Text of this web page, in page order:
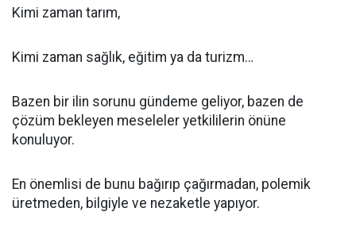
Kimi zaman tarım,
Kimi zaman sağlık, eğitim ya da turizm…
Bazen bir ilin sorunu gündeme geliyor, bazen de
çözüm bekleyen meseleler yetkililerin önüne
konuluyor.
En önemlisi de bunu bağırıp çağırmadan, polemik
üretmeden, bilgiyle ve nezaketle yapıyor.